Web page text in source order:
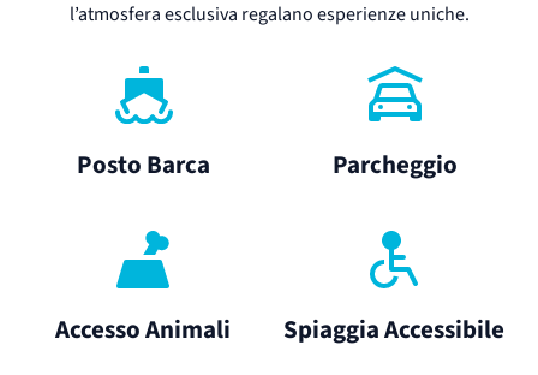
l’atmosfera esclusiva regalano esperienze uniche.
Spiaggia Accessibile
Accesso Animali
Parcheggio
Posto Barca